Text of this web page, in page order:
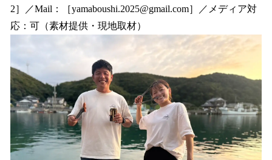
2］／Mail：［yamaboushi.2025@gmail.com］／メディア対
応：可（素材提供・現地取材）